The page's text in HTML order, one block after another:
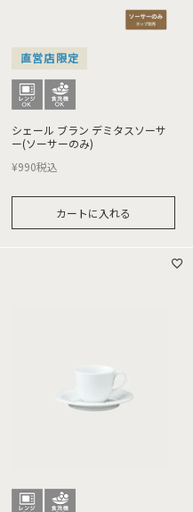
直営店限定
シェール ブラン デミタスソーサ
ー(ソーサーのみ)
¥990税込
カートに入れる